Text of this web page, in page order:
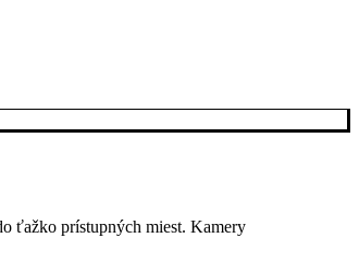
ťažko prístupných miest. Kamery